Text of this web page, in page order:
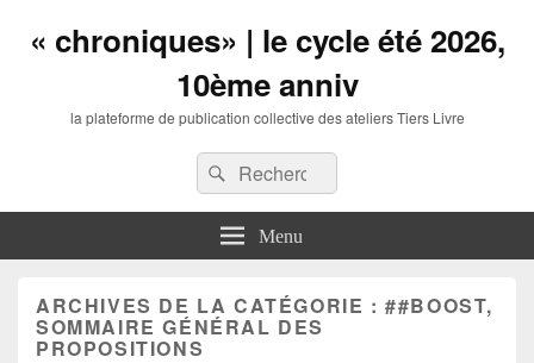
« chroniques» | le cycle été 2026,
10ème anniv
la plateforme de publication collective des ateliers Tiers Livre
Recherche :Recherche
Menu
ARCHIVES DE LA CATÉGORIE :##BOOST,
SOMMAIRE GÉNÉRAL DES
PROPOSITIONS